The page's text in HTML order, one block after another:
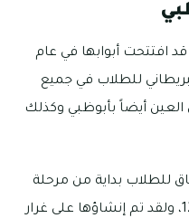
افتتحت أبوابها في عام
للطلاب في جميع
العين أيضاً بأبوظبي وكذلك
للطلاب بداية من مرحلة
رياض الأطفال وحتى الصف الـ12، ولقد تم إنشاؤها على غرار